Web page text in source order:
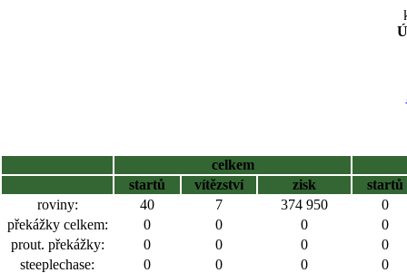
celkem
startů
vítězství zisk
startů
roviny:
40 7 374 950
0
překážky celkem:
0 0 0
0
prout. překážky:
0 0 0
0
steeplechase:
0 0 0
0